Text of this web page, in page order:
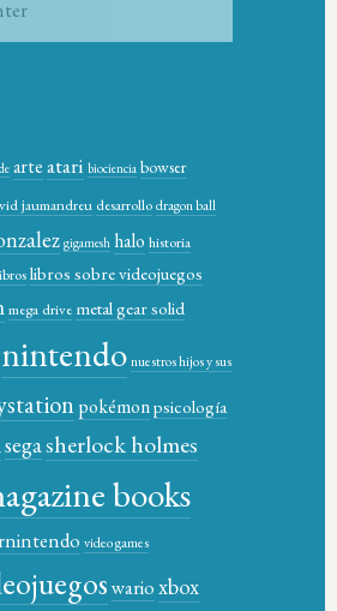
arteatari biociencia bowser
jaumandreu desarrollodragon ball
gigamesh halo historia
libros sobre videojuegos
mega drive metal gear solid
nintendonuestros hijos y sus
pokémonpsicología
segasherlock holmes
books
video games
warioxbox